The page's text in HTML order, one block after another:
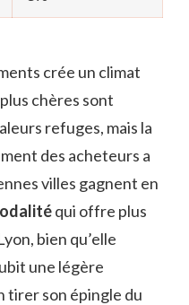
crée un climat
chères sont
refuges, mais la
des acheteurs a
villes gagnent en
qui offre plus
bien qu’elle
une légère
tirer son épingle du